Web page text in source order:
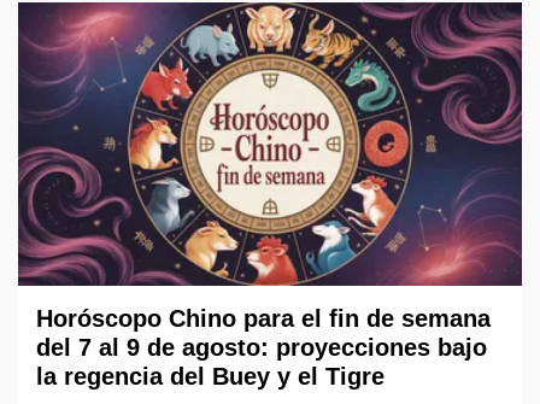
Horóscopo Chino para el fin de semana
del 7 al 9 de agosto: proyecciones bajo
la regencia del Buey y el Tigre